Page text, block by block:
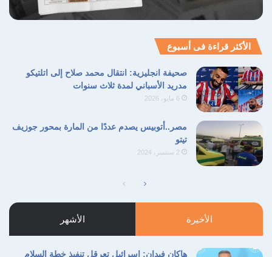
الأكثر قراءة فى أسبوع
صحيفة انجليزية: انتقال محمد صلاح إلى اتلتيكو
مدريد الأسباني لمدة ثلاث سنوات
6 مايو، 2026
مصر..أتوبيس يصدم عددًا من المارة بمحور جوزيف
تيتو
2 سبتمبر، 2024
الصفحة
السابقة
الصفحة
التالية
الأخيرة الأشهر
هاكان فيدان: إسرائيل تعرقل تنفيذ خطة السلام